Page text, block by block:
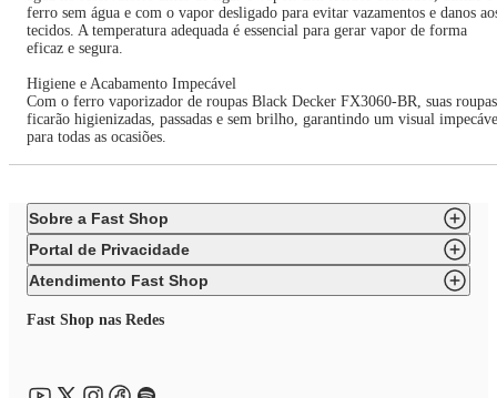
ferro sem água e com o vapor desligado para evitar vazamentos e danos
tecidos. A temperatura adequada é essencial para gerar vapor de forma
eficaz e segura.
Higiene e Acabamento Impecável
Com o ferro vaporizador de roupas Black Decker FX3060-BR, suas roupas
ficarão higienizadas, passadas e sem brilho, garantindo um visual
para todas as ocasiões.
Sobre a Fast Shop
Portal de Privacidade
Atendimento Fast Shop
Fast Shop nas Redes